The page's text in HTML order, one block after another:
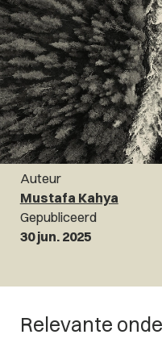
Auteur
Mustafa Kahya
Gepubliceerd
30 jun. 2025
Relevante